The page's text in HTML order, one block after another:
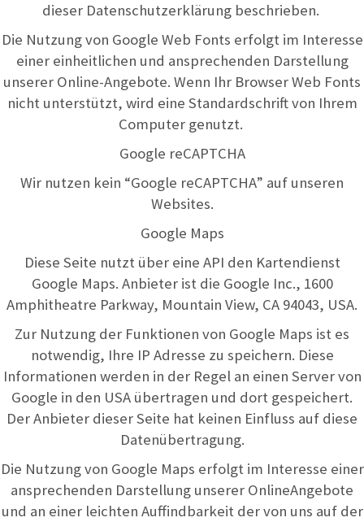
dieser Datenschutzerklärung beschrieben.
Die Nutzung von Google Web Fonts erfolgt im Interesse
einer einheitlichen und ansprechenden Darstellung
unserer Online-Angebote. Wenn Ihr Browser Web Fonts
nicht unterstützt, wird eine Standardschrift von Ihrem
Computer genutzt.
Google reCAPTCHA
Wir nutzen kein “Google reCAPTCHA” auf unseren
Websites.
Google Maps
Diese Seite nutzt über eine API den Kartendienst
Google Maps. Anbieter ist die Google Inc., 1600
Amphitheatre Parkway, Mountain View, CA 94043, USA.
Zur Nutzung der Funktionen von Google Maps ist es
notwendig, Ihre IP Adresse zu speichern. Diese
Informationen werden in der Regel an einen Server von
Google in den USA übertragen und dort gespeichert.
Der Anbieter dieser Seite hat keinen Einfluss auf diese
Datenübertragung.
Die Nutzung von Google Maps erfolgt im Interesse einer
ansprechenden Darstellung unserer OnlineAngebote
und an einer leichten Auffindbarkeit der von uns auf der